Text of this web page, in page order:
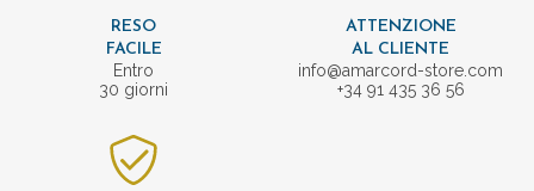
RESO
FACILE
Entro
30 giorni
ATTENZIONE
AL CLIENTE
info@amarcord-store.com
+34 91 435 36 56